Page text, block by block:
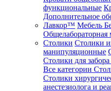
функциональные
Дополнительное
Лавкор™ Мебель
Общелабораторная
Столики Столики
манипуляционные
Столики для
Все категории
Столики
анестезиолога и